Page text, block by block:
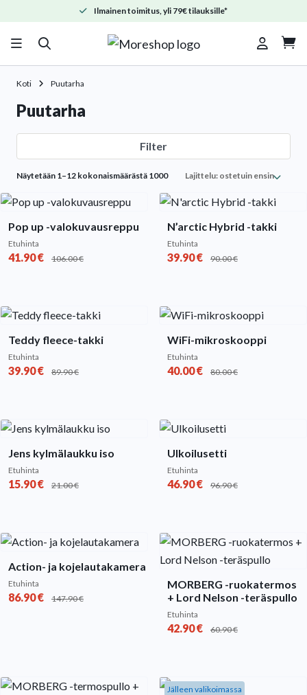
Ilmainen toimitus, yli 79€ tilauksille*

Koti Puutarha
Puutarha
Filter
Näytetään 1–12 kokonaismäärästä 1000Sorted
popularity
Pop up -valokuvausreppu
Etuhinta
41.90€ 106.00€
N’arctic Hybrid -takki
Etuhinta
39.90€ 90.00€
Teddy fleece-takki
Etuhinta
39.90€ 89.90€
WiFi-mikroskooppi
Etuhinta
40.00€ 80.00€
Jens kylmälaukku iso
Etuhinta
15.90€ 21.00€
Ulkoilusetti
Etuhinta
46.90€ 96.90€
Action- ja kojelautakamera
Etuhinta
86.90€ 147.90€
MORBERG -ruokatermos
+ Lord Nelson -teräspullo
Etuhinta
42.90€ 60.90€
Jälleen valikoimassa